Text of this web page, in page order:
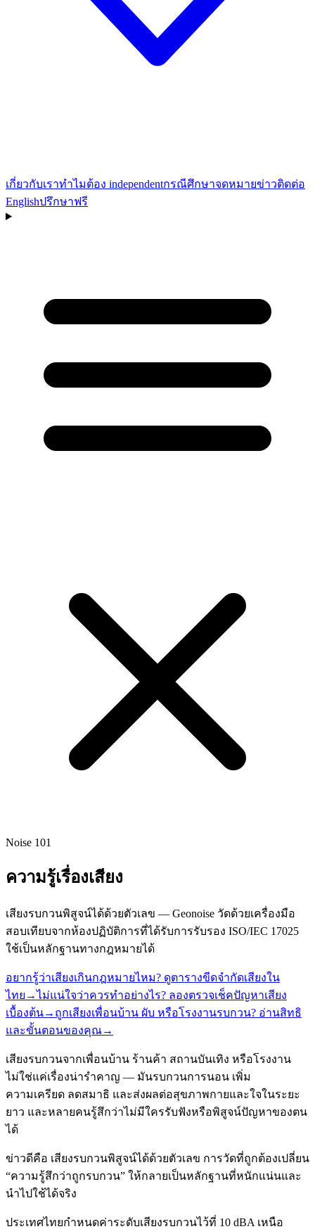
เกี่ยวกับเราทำไมต้อง independentกรณีศึกษาจดหมายข่าวติดต่อ
Englishปรึกษาฟรี
Noise 101
ความรู้เรื่องเสียง
เสียงรบกวนพิสูจน์ได้ด้วยตัวเลข — Geonoise วัดด้วยเครื่องมือ
สอบเทียบจากห้องปฏิบัติการที่ได้รับการรับรอง ISO/IEC 17025
ใช้เป็นหลักฐานทางกฎหมายได้
อยากรู้ว่าเสียงเกินกฎหมายไหม? ดูตารางขีดจำกัดเสียงใน
ไทย →ไม่แน่ใจว่าควรทำอย่างไร? ลองตรวจเช็คปัญหาเสียง
เบื้องต้น→ ถูกเสียงเพื่อนบ้าน ผับ หรือโรงงานรบกวน? อ่านสิทธิ
และขั้นตอนของคุณ→
เสียงรบกวนจากเพื่อนบ้าน ร้านค้า สถานบันเทิง หรือโรงงาน
ไม่ใช่แค่เรื่องน่ารำคาญ — มันรบกวนการนอน เพิ่ม
ความเครียด ลดสมาธิ และส่งผลต่อสุขภาพกายและใจในระยะ
ยาว และหลายคนรู้สึกว่าไม่มีใครรับฟังหรือพิสูจน์ปัญหาของตน
ได้
ข่าวดีคือ เสียงรบกวนพิสูจน์ได้ด้วยตัวเลข การวัดที่ถูกต้องเปลี่ยน
“ความรู้สึกว่าถูกรบกวน” ให้กลายเป็นหลักฐานที่หนักแน่นและ
นำไปใช้ได้จริง
ประเทศไทยกำหนดค่าระดับเสียงรบกวนไว้ที่ 10 dBA เหนือ